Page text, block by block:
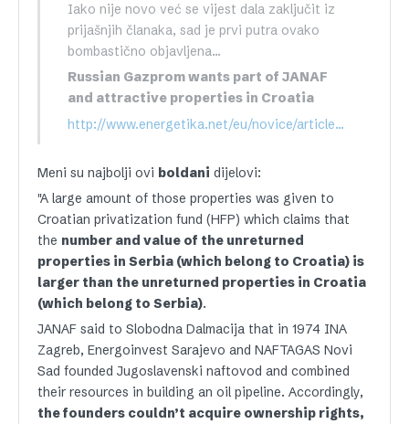
Iako nije novo već se vijest dala zaključit iz
prijašnjih članaka, sad je prvi putra ovako
bombastično objavljena…
Russian Gazprom wants part of JANAF
and attractive properties in Croatia
http://www.energetika.net/eu/novice/articles/russian-gazprom-wants-part-of-janaf-and-attractive-propertie
Meni su najbolji ovi boldani dijelovi:
"A large amount of those properties was given to
Croatian privatization fund (HFP) which claims that
the number and value of the unreturned
properties in Serbia (which belong to Croatia) is
larger than the unreturned properties in Croatia
(which belong to Serbia).
JANAF said to Slobodna Dalmacija that in 1974 INA
Zagreb, Energoinvest Sarajevo and NAFTAGAS Novi
Sad founded Jugoslavenski naftovod and combined
their resources in building an oil pipeline. Accordingly,
the founders couldn’t acquire ownership rights,